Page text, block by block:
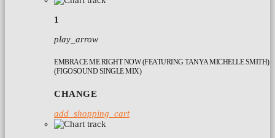
1
play_arrow
EMBRACE ME RIGHT NOW (FEATURING TANYA MICHELLE SMITH)
(FIGOSOUND SINGLE MIX)
CHANGE
add_shopping_cart